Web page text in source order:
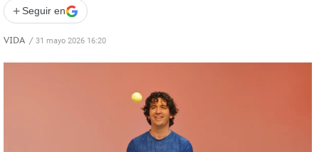
+ Seguir en
VIDA / 31 mayo 2026 16:20